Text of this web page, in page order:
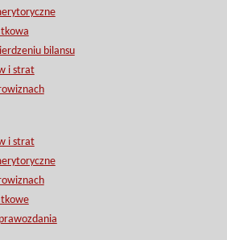
bilansu
i strat
i strat